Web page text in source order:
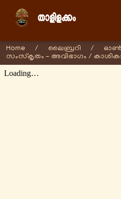
Home / ലൈബ്രറി /
സംസ്കൃതം - അവിഭാഗം /